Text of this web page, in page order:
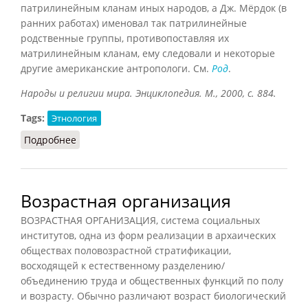
патрилинейным кланам иных народов, а Дж. Мёрдок (в
ранних работах) именовал так патрилинейные
родственные группы, противопоставляя их
матрилинейным кланам, ему следовали и некоторые
другие американские антропологи. См. Род.
Народы и религии мира. Энциклопедия. М., 2000, с. 884.
Tags:
Этнология
Подробнее
Возрастная организация
ВОЗРАСТНАЯ ОРГАНИЗАЦИЯ, система социальных
институтов, одна из форм реализации в архаических
обществах половозрастной стратификации,
восходящей к естественному разделению/
объединению труда и общественных функций по полу
и возрасту. Обычно различают возраст биологический